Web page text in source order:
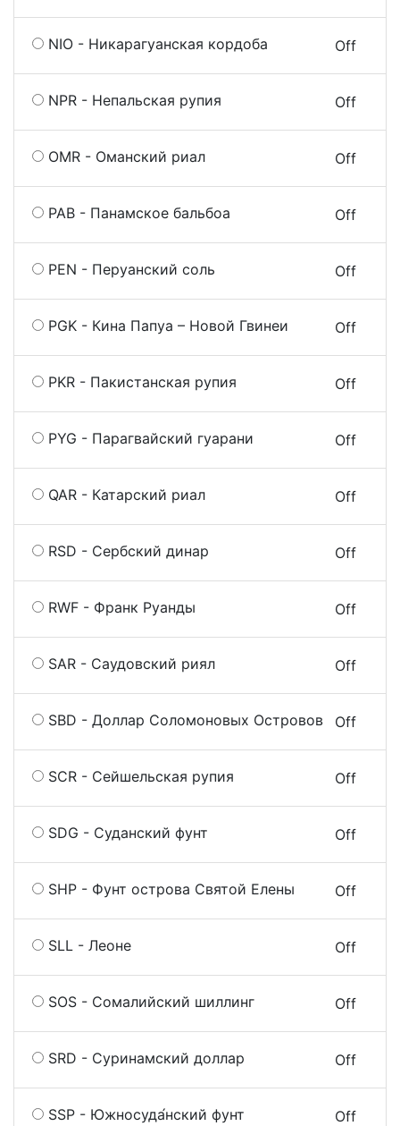
NIO - Никарагуанская кордоба Off
NPR - Непальская рупия Off
OMR - Оманский риал Off
PAB - Панамское бальбоа Off
PEN - Перуанский соль Off
PGK - Кина Папуа – Новой Гвинеи
On Off
PKR - Пакистанская рупия Off
PYG - Парагвайский гуарани Off
QAR - Катарский риал Off
RSD - Сербский динар Off
RWF - Франк Руанды Off
SAR - Саудовский риял Off
SBD - Доллар Соломоновых Островов
On Off
SCR - Сейшельская рупия Off
SDG - Суданский фунт Off
SHP - Фунт острова Святой Елены
On Off
SLL - Леоне Off
SOS - Сомалийский шиллинг Off
SRD - Суринамский доллар Off
SSP - Южносуда́нский фунт Off